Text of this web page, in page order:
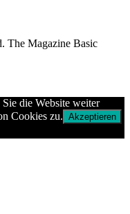
The Magazine Basic
die Website weiter
Cookies zu. Akzeptieren